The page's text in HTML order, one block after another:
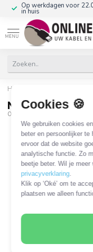
Cookies 🍪
We gebruiken cookies
beter en persoonlijker
ervoor dat de website
analytische functie. Zo
beetje beter. Wil je
privacyverklaring.
Klik op ‘Oké’ om te
plaatsen we alleen
Op werkdagen voor
in huis
MENU
Home
N (m) - N (m)
OKS-14949